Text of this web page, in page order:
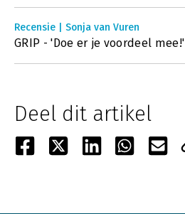
Recensie | Sonja van Vuren
GRIP - 'Doe er je voordeel mee!'
Deel dit artikel